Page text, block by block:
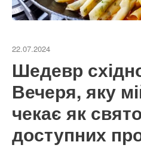
22.07.2024
Шедевр
Вечеря, яку
чекає як
доступних